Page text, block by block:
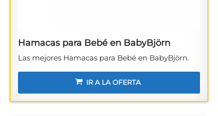
Hamacas para Bebé en BabyBjörn
Las mejores Hamacas para Bebé en BabyBjörn.
IR A LA OFERTA